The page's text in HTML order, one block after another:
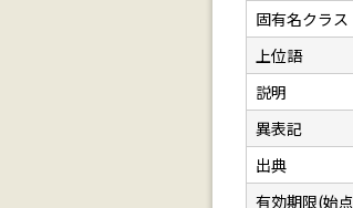
固有名クラス
上位語
説明
異表記
出典
有効期限(始